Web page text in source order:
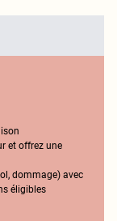
et offrez une
dommage) avec
éligibles